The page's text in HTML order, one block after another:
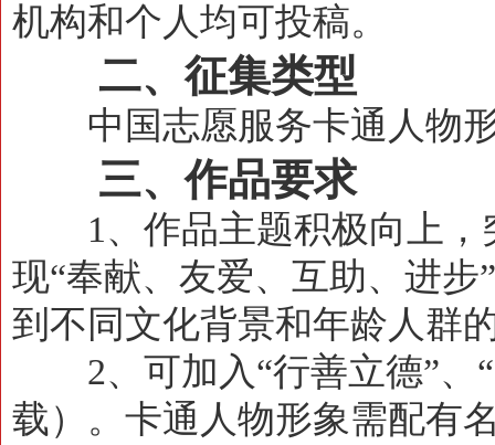
机构和个人均可投稿。
二、征集类型
中国志愿服务卡通人物
三、作品要求
1、作品主题积极向上，
现“奉献、友爱、互助、进
到不同文化背景和年龄人群
2、可加入“行善立德”、“
载） 。卡通人物形象需配有